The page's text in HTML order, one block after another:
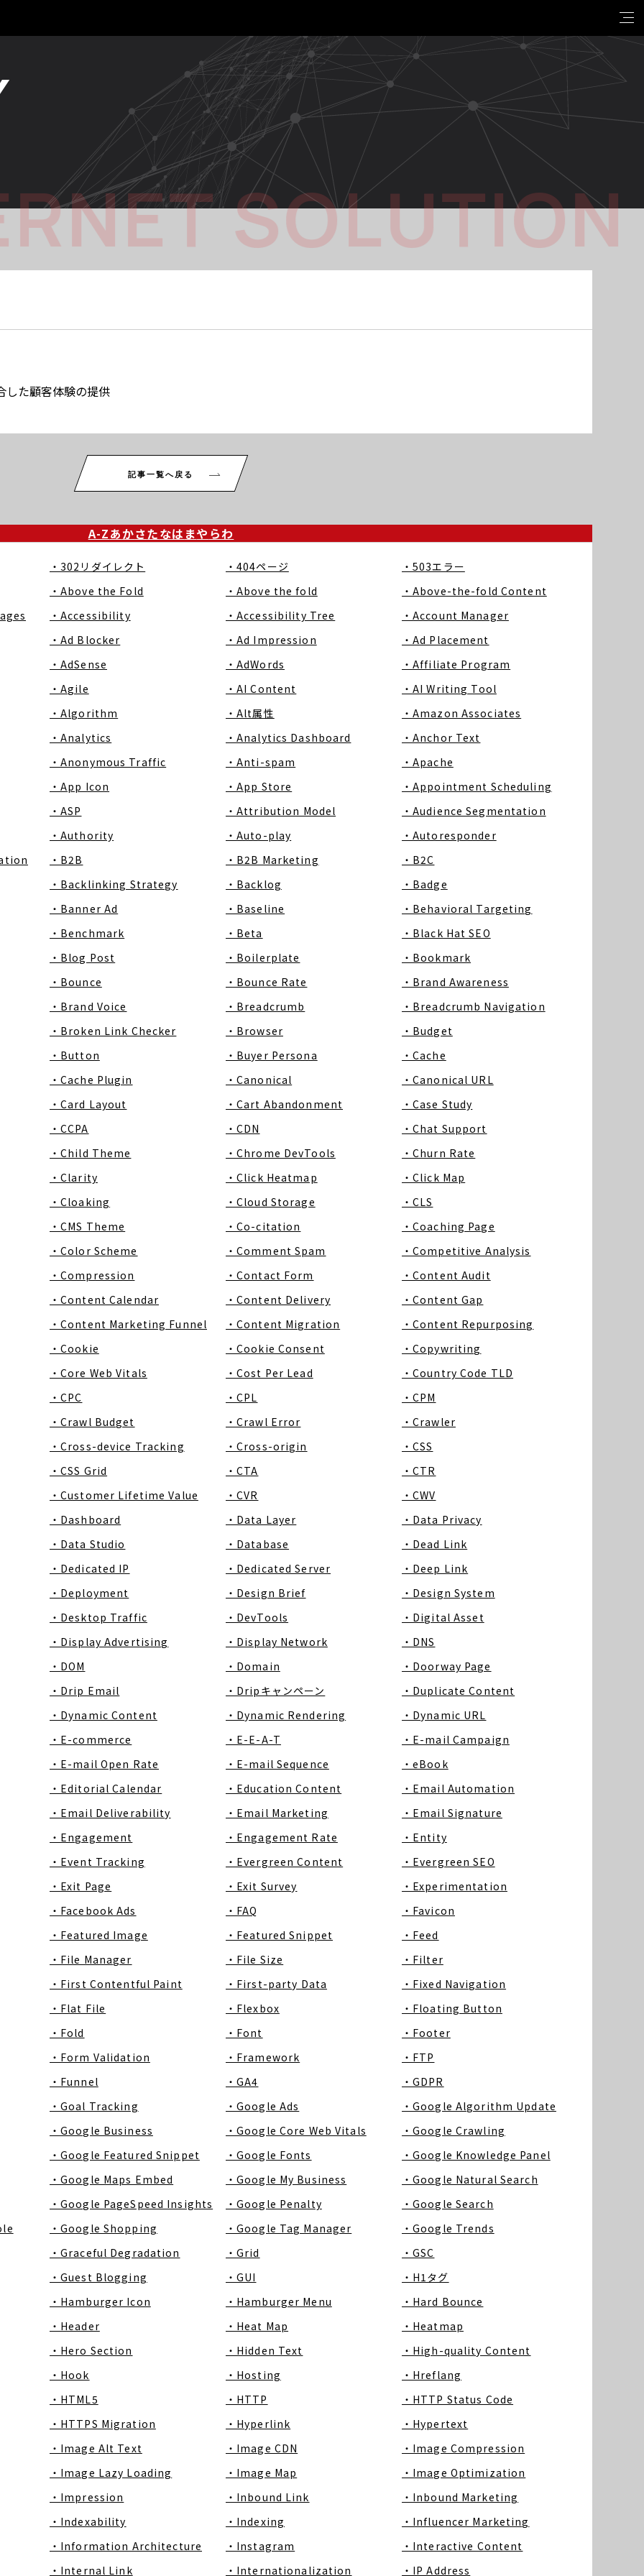
SOLUTION
した顧客体験の提供
記事一覧へ戻る
A-Zあかさたなは まや らわ
・302リダイレクト ・404ページ
・503エラー
・Above the Fold
・Above the fold
・Above-the-fold Content
・Accessibility ・Accessibility Tree
・Account Manager
・Ad Blocker
・Ad Impression
・Ad Placement
・AdSense
・AdWords
・Affiliate Program
・Agile
・AI Content
・AI Writing Tool
・Algorithm
・Alt属性
・Amazon Associates
・Analytics
・Analytics Dashboard
・Anchor Text
・Anonymous Traffic
・Anti-spam
・Apache
・App Icon
・App Store
・Appointment Scheduling
・ASP
・Attribution Model
・Audience Segmentation
・Authority
・Auto-play
・Autoresponder
・B2B ・B2B Marketing
・B2C
・Backlinking Strategy
・Backlog
・Badge
・Banner Ad
・Baseline
・Behavioral Targeting
・Benchmark
・Beta
・Black Hat SEO
・Blog Post
・Boilerplate
・Bookmark
・Bounce
・Bounce Rate
・Brand Awareness
・Brand Voice
・Breadcrumb
・Breadcrumb Navigation
・Broken Link Checker
・Browser
・Budget
・Button
・Buyer Persona
・Cache
・Cache Plugin
・Canonical
・Canonical URL
・Card Layout
・Cart Abandonment
・Case Study
・CCPA
・CDN
・Chat Support
・Child Theme
・Chrome DevTools
・Churn Rate
・Clarity
・Click Heatmap
・Click Map
・Cloaking
・Cloud Storage
・CLS
・CMS Theme
・Co-citation
・Coaching Page
・Color Scheme
・Comment Spam
・Competitive Analysis
・Compression
・Contact Form
・Content Audit
・Content Calendar
・Content Delivery
・Content Gap
・Content Marketing Funnel
・Content Migration
・Content Repurposing
・Cookie
・Cookie Consent
・Copywriting
・Core Web Vitals
・Cost Per Lead
・Country Code TLD
・CPC
・CPL
・CPM
・Crawl Budget
・Crawl Error
・Crawler
・Cross-device Tracking
・Cross-origin
・CSS
・CSS Grid
・CTA
・CTR
・Customer Lifetime Value
・CVR
・CWV
・Dashboard
・Data Layer
・Data Privacy
・Data Studio
・Database
・Dead Link
・Dedicated IP
・Dedicated Server
・Deep Link
・Deployment
・Design Brief
・Design System
・Desktop Traffic
・DevTools
・Digital Asset
・Display Advertising
・Display Network
・DNS
・DOM
・Domain
・Doorway Page
・Drip Email
・Dripキャンペーン
・Duplicate Content
・Dynamic Content
・Dynamic Rendering
・Dynamic URL
・E-commerce
・E-E-A-T
・E-mail Campaign
・E-mail Open Rate
・E-mail Sequence
・eBook
・Editorial Calendar
・Education Content
・Email Automation
・Email Deliverability
・Email Marketing
・Email Signature
・Engagement
・Engagement Rate
・Entity
・Event Tracking
・Evergreen Content
・Evergreen SEO
・Exit Page
・Exit Survey
・Experimentation
・Facebook Ads
・FAQ
・Favicon
・Featured Image
・Featured Snippet
・Feed
・File Manager
・File Size
・Filter
・First Contentful Paint
・First-party Data
・Fixed Navigation
・Flat File
・Flexbox
・Floating Button
・Fold
・Font
・Footer
・Form Validation
・Framework
・FTP
・Funnel
・GA4
・GDPR
・Goal Tracking
・Google Ads
・Google Algorithm Update
・Google Business
・Google Core Web Vitals
・Google Crawling
・Google Featured Snippet
・Google Fonts
・Google Knowledge Panel
・Google Maps Embed
・Google My Business
・Google Natural Search
・Google PageSpeed Insights
・Google Penalty
・Google Search
・Google Shopping ・Google Tag Manager
・Google Trends
・Graceful Degradation
・Grid
・GSC
・Guest Blogging
・GUI
・H1タグ
・Hamburger Icon
・Hamburger Menu
・Hard Bounce
・Header
・Heat Map
・Heatmap
・Hero Section
・Hidden Text
・High-quality Content
・Hook
・Hosting
・Hreflang
・HTML5
・HTTP
・HTTP Status Code
・HTTPS Migration
・Hyperlink
・Hypertext
・Image Alt Text
・Image CDN
・Image Compression
・Image Lazy Loading
・Image Map
・Image Optimization
・Impression
・Inbound Link
・Inbound Marketing
・Indexability
・Indexing
・Influencer Marketing
・Information Architecture
・Instagram
・Interactive Content
・Internal Link
・Internationalization ・IP Address